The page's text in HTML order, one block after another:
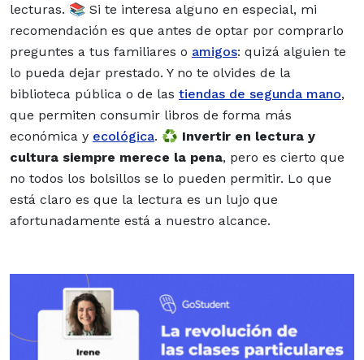
lecturas. 📚 Si te interesa alguno en especial, mi
recomendación es que antes de optar por comprarlo
preguntes a tus familiares o amigos: quizá alguien te
lo pueda dejar prestado. Y no te olvides de la
biblioteca pública o de las tiendas de segunda mano,
que permiten consumir libros de forma más
económica y ecológica. ♻️ Invertir en lectura y
cultura siempre merece la pena, pero es cierto que
no todos los bolsillos se lo pueden permitir. Lo que
está claro es que la lectura es un lujo que
afortunadamente está a nuestro alcance.